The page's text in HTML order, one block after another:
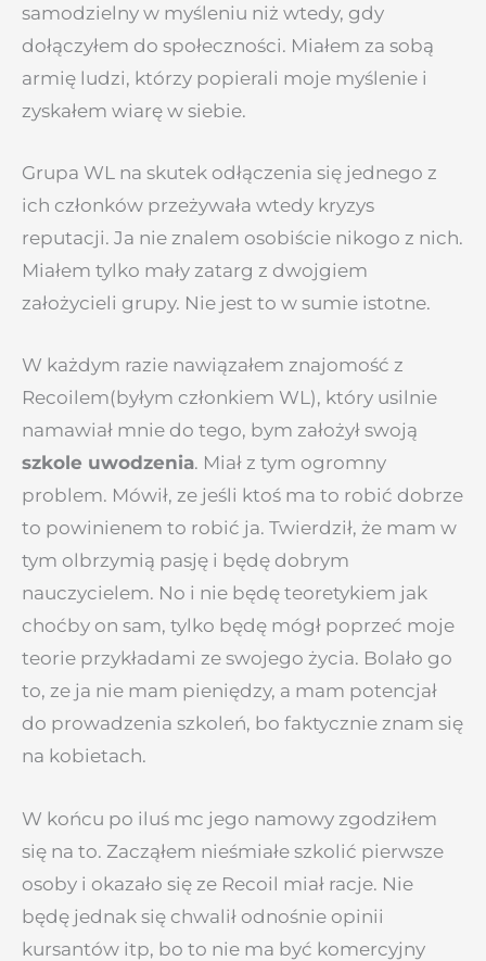
samodzielny w myśleniu niż wtedy, gdy
dołączyłem do społeczności. Miałem za sobą
armię ludzi, którzy popierali moje myślenie i
zyskałem wiarę w siebie.
Grupa WL na skutek odłączenia się jednego z
ich członków przeżywała wtedy kryzys
reputacji. Ja nie znalem osobiście nikogo z nich.
Miałem tylko mały zatarg z dwojgiem
założycieli grupy. Nie jest to w sumie istotne.
W każdym razie nawiązałem znajomość z
Recoilem(byłym członkiem WL), który usilnie
namawiał mnie do tego, bym założył swoją
szkole uwodzenia. Miał z tym ogromny
problem. Mówił, ze jeśli ktoś ma to robić dobrze
to powinienem to robić ja. Twierdził, że mam w
tym olbrzymią pasję i będę dobrym
nauczycielem. No i nie będę teoretykiem jak
choćby on sam, tylko będę mógł poprzeć moje
teorie przykładami ze swojego życia. Bolało go
to, ze ja nie mam pieniędzy, a mam potencjał
do prowadzenia szkoleń, bo faktycznie znam się
na kobietach.
W końcu po iluś mc jego namowy zgodziłem
się na to. Zacząłem nieśmiałe szkolić pierwsze
osoby i okazało się ze Recoil miał racje. Nie
będę jednak się chwalił odnośnie opinii
kursantów itp, bo to nie ma być komercyjny